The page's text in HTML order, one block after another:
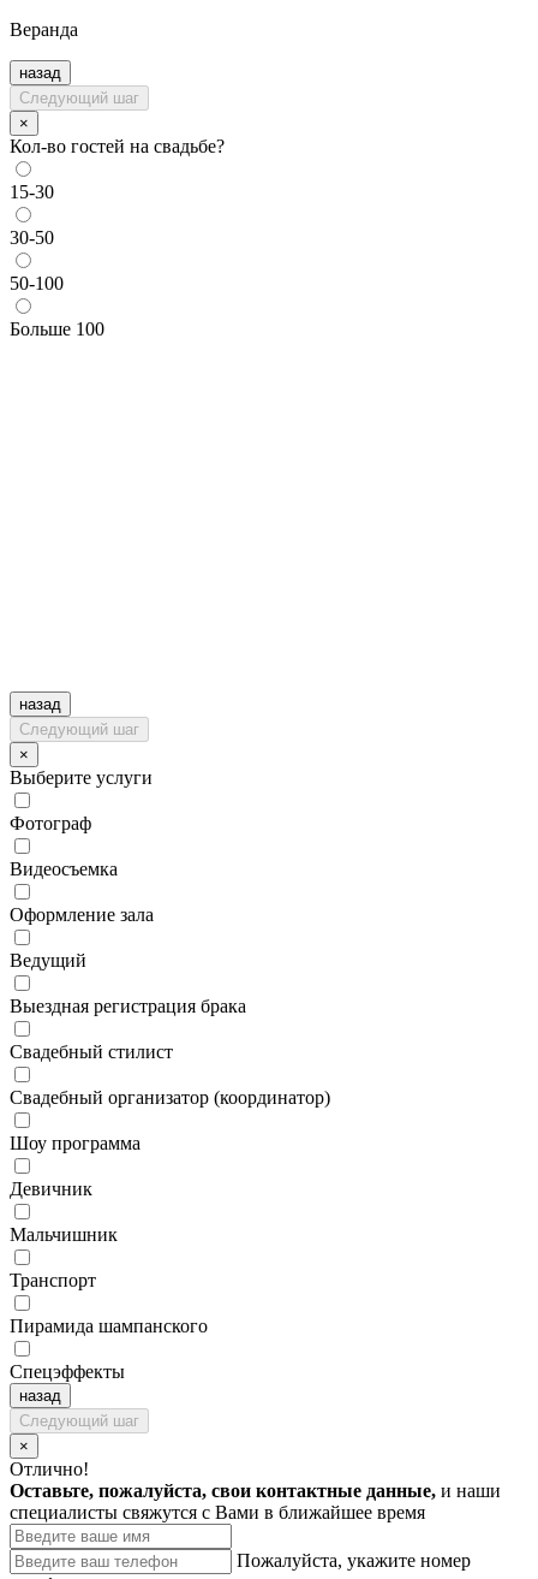
Веранда
назад
Следующий шаг
×
Кол-во гостей на свадьбе?
15-30
30-50
50-100
Больше 100
назад
Следующий шаг
×
Выберите услуги
Фотограф
Видеосъемка
Оформление зала
Ведущий
Выездная регистрация брака
Свадебный стилист
Свадебный организатор (координатор)
Шоу программа
Девичник
Мальчишник
Транспорт
Пирамида шампанского
Спецэффекты
назад
Следующий шаг
×
Отлично!
Оставьте, пожалуйста, свои контактные данные, и наши
специалисты свяжутся с Вами в ближайшее время
Пожалуйста, укажите номер